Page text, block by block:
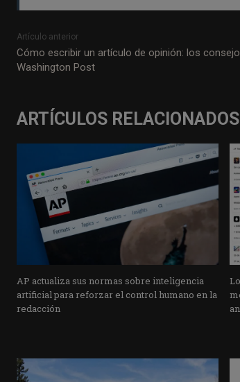
Artículo anterior
Cómo escribir un artículo de opinión: los
Washington Post
ARTÍCULOS RELACIONADOS
AP actualiza sus normas sobre inteligencia
artificial para reforzar el control humano en la
redacción